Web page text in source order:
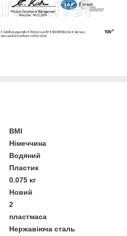
BMI
Німеччина
Водяний
Пластик
0.075 кг
Новий
2
пластмаса
Нержавіюча сталь